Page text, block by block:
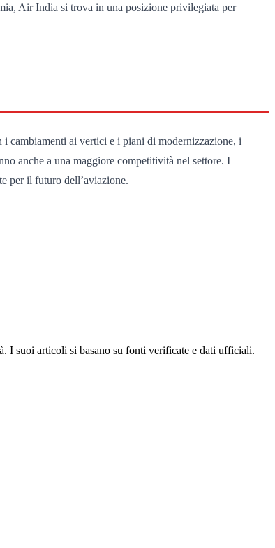
Air India si trova in una posizione privilegiata per
cambiamenti ai vertici e i piani di modernizzazione, i
anche a una maggiore competitività nel settore. I
per il futuro dell’aviazione.
I suoi articoli si basano su fonti verificate e dati ufficiali.